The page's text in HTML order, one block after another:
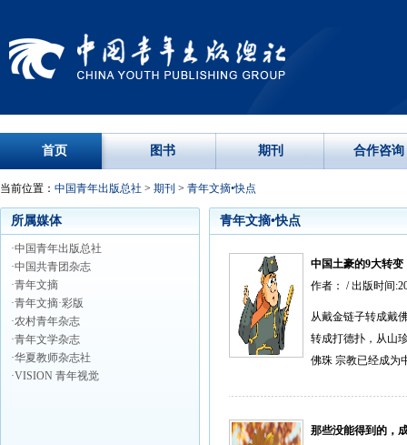
首页 图书 期刊 合作咨询
当前位置： 中国青年出版总社 > 期刊 > 青年文摘•快点
所属媒体
·中国青年出版总社
·中国共青团杂志
·青年文摘
·青年文摘·彩版
·农村青年杂志
·青年文学杂志
·华夏教师杂志社
·VISION 青年视觉
青年文摘•快点
中国土豪的9大转变
作者： / 出版时间
从戴金链子转成戴
转成打德扑，从山
佛珠 宗教已经成为
那些没能得到的，